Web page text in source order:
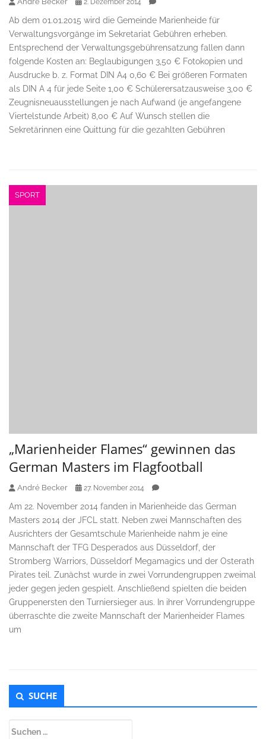
2. Dezember 2014
Ab dem 01.01.2015 wird die Gemeinde Marienheide für
Verwaltungsvorgänge im Sekretariat Gebühren erheben.
Entsprechend der Verwaltungsgebührensatzung fallen dann
folgende Kosten an: Beglaubigungen 3,50 € Fotokopien und
Ausdrucke b. z. Format DIN A4 0,60 € Bei größeren Formaten
als DIN A 4 für jede Seite 1,00 € Schülerersatzausweise 3,00 €
Zeugnisneuausstellungen je nach Aufwand (je angefangene
Viertelstunde Arbeit) 8,00 € Auf Wunsch stellen die
Sekretärinnen eine Quittung für die gezahlten Gebühren
SPORT
„Marienheider Flames“ gewinnen das
German Masters im Flagfootball
André Becker 27. November 2014
Am 22. November 2014 fanden in Marienheide das German
Masters 2014 der JFCL statt. Neben zwei Mannschaften des
Ausrichters der Gesamtschule Marienheide nahm je eine
Mannschaft der TFG Desperados aus Düsseldorf, der
Stromberg Warriors, Düsseldorf Megamagics und der Osterath
Pirates teil. Zunächst wurde in zwei Vorrundengruppen zweimal
jeder gegen jeden gespielt. Anschließend spielten die beiden
Gruppenersten den Turniersieger aus. In ihrer Vorrundengruppe
überraschte die zweite Mannschaft der Marienheider Flames
um
Untergeordnet
Seitenleiste
SUCHE